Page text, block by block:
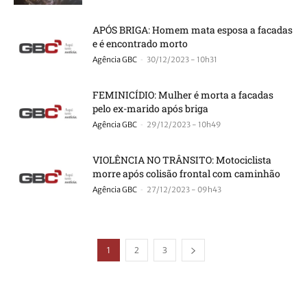
APÓS BRIGA: Homem mata esposa a facadas
e é encontrado morto
Agência GBC - 30/12/2023 - 10h31
FEMINICÍDIO: Mulher é morta a facadas
pelo ex-marido após briga
Agência GBC - 29/12/2023 - 10h49
VIOLÊNCIA NO TRÂNSITO: Motociclista
morre após colisão frontal com caminhão
Agência GBC - 27/12/2023 - 09h43
1 2 3